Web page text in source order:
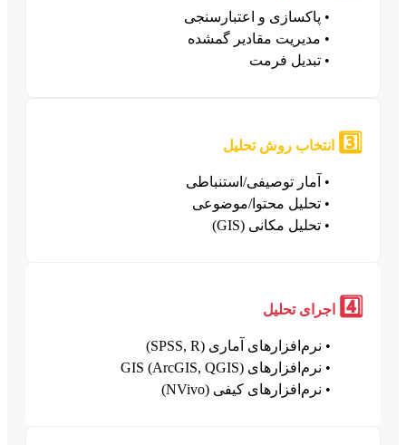
• پاکسازی و اعتبارسنجی
• مدیریت مقادیر گمشده
• تبدیل فرمت
3️⃣ انتخاب روش تحلیل
• آمار توصیفی/استنباطی
• تحلیل محتوا/موضوعی
• تحلیل مکانی (GIS)
4️⃣ اجرای تحلیل
• نرم‌افزارهای آماری (SPSS, R)
• نرم‌افزارهای GIS (ArcGIS, QGIS)
• نرم‌افزارهای کیفی (NVivo)